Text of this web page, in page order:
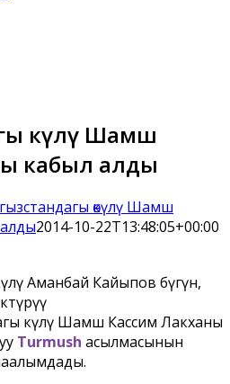
өкүлү Шамш
кабыл алды
өкүлү Шамш
2014-10-22T13:48:05+00:00
Аманбай Кайыпов бүгүн,
өкүлү Шамш Кассим Лакханы
Turmush асылмасынын